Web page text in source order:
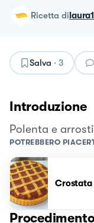
ricetta di
Salva · 3
Introduzione
Polenta e
POTREBBERO
Crostata